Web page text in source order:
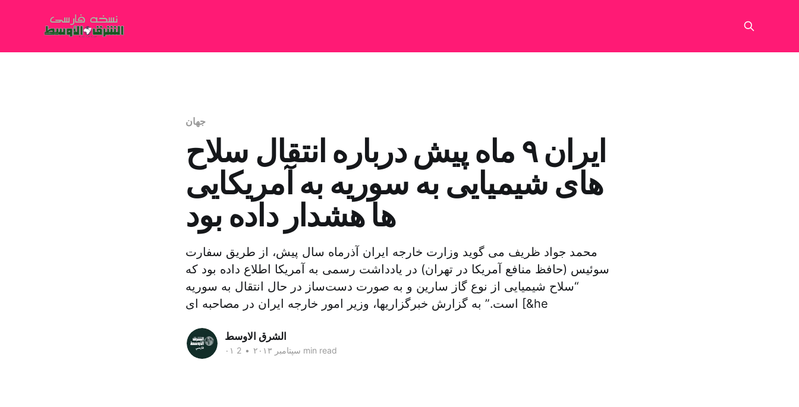
جهان
ایران ۹ ماه پیش درباره انتقال سلاح
های شیمیایی به سوریه به آمریکایی
ها هشدار داده بود
محمد جواد ظریف می گوید وزارت خارجه ایران آذرماه سال پیش، از طریق سفارت
سوئیس (حافظ منافع آمریکا در تهران) در یادداشت رسمی به آمریکا اطلاع داده بود که
“سلاح شیمیایی از نوع گاز سارین و به صورت دست‌ساز در حال انتقال به سوریه
است.” به گزارش خبرگزاریها، وزیر امور خارجه ایران در مصاحبه ای [&he
الشرق الاوسط
۰۱ سپتامبر ۲۰۱۳ • 2 min read